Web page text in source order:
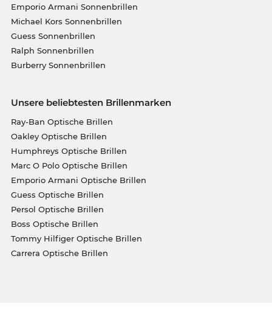
Emporio Armani Sonnenbrillen
Michael Kors Sonnenbrillen
Guess Sonnenbrillen
Ralph Sonnenbrillen
Burberry Sonnenbrillen
Unsere beliebtesten Brillenmarken
Ray-Ban Optische Brillen
Oakley Optische Brillen
Humphreys Optische Brillen
Marc O Polo Optische Brillen
Emporio Armani Optische Brillen
Guess Optische Brillen
Persol Optische Brillen
Boss Optische Brillen
Tommy Hilfiger Optische Brillen
Carrera Optische Brillen